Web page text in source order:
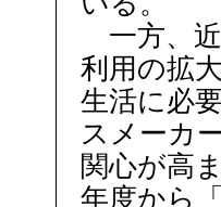
一方、
利用の拡
生活に必
スメーカ
関心が高
年度から